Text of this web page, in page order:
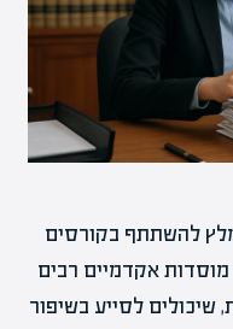
להשתתף בקורסים
אקדמיים רבים
שיכולים לסייע בשיפור